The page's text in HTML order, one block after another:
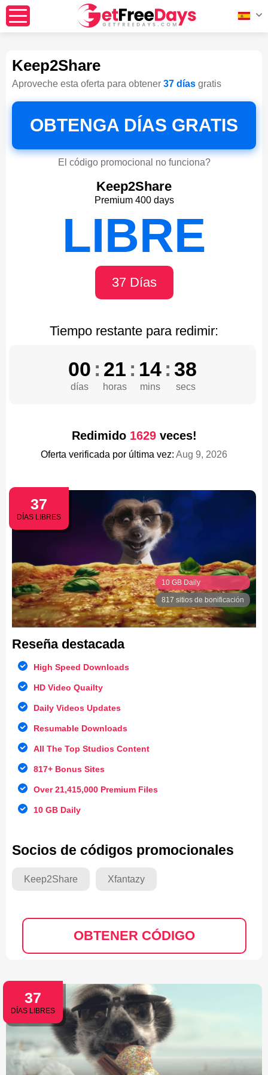
Keep2Share
Aproveche esta oferta para obtener 37 días gratis
OBTENGA DÍAS GRATIS
El código promocional no funciona?
Keep2Share
Premium 400 days
LIBRE
37 Días
Tiempo restante para redimir:
00
días
: 21
horas
: 14
mins
: 37
secs
Redimido 1629veces!
Oferta verificada por última vez: Aug 9, 2026
37
DÍAS LIBRES
10 GB Daily
817 sitios de bonificación
Reseña destacada
High Speed Downloads
HD Video Quailty
Daily Videos Updates
Resumable Downloads
All The Top Studios Content
817+ Bonus Sites
Over 21,415,000 Premium Files
10 GB Daily
Socios de códigos promocionales
Keep2Share Xfantazy
OBTENER CÓDIGO
37
DÍAS LIBRES